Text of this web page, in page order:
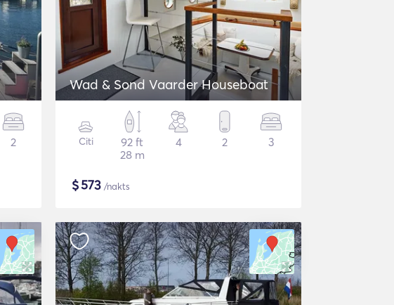
2
Wad & Sond Vaarder Houseboat
Citi
92 ft
28 m
4 2 3
$573 /nakts